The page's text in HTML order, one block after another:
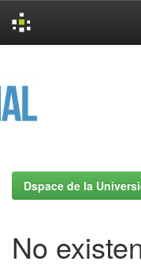
Dspace de la
No